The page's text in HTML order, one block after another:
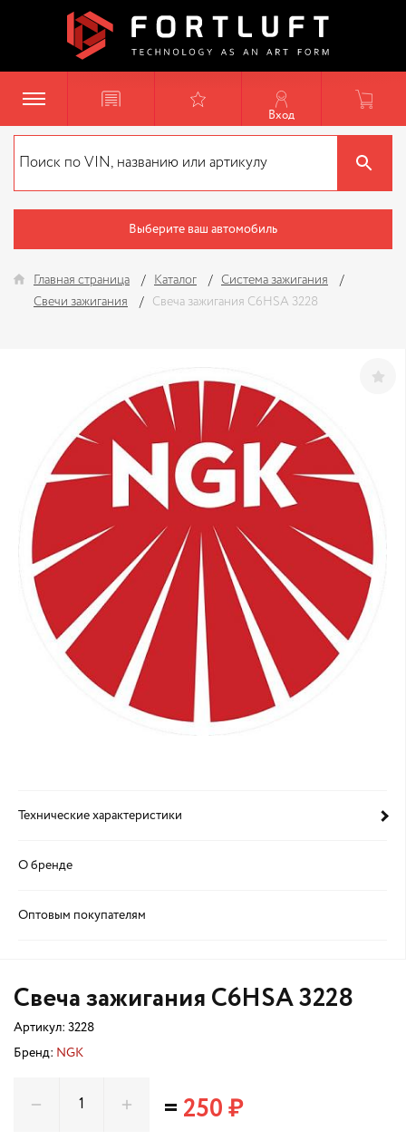
Вход
Выберите ваш автомобиль
Главная страница Каталог
Система зажигания
Свечи зажигания
Свеча зажигания C6HSA 3228
Технические характеристики
О бренде
Оптовым покупателям
Свеча зажигания C6HSA 3228
Артикул: 3228
Бренд: NGK
=250 ₽